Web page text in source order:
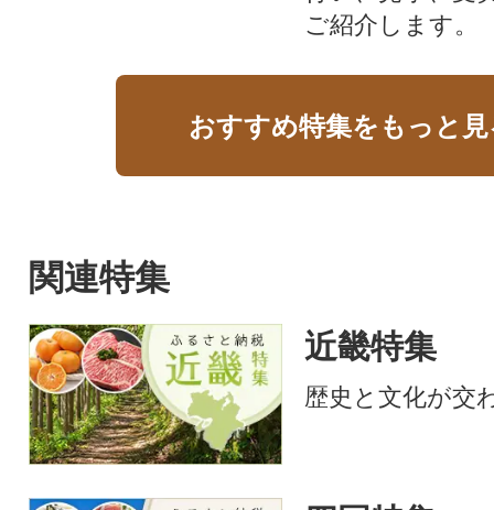
ご紹介します。
おすすめ特集をもっと
関連特集
近畿特集
歴史と文化が交